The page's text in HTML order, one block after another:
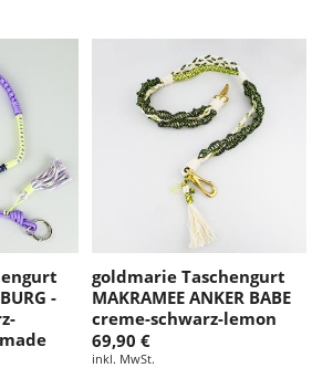
-
goldmarie Taschengurt
MAKRAMEE ANKER BABE
creme-schwarz-lemon
69,90 €
inkl. MwSt.